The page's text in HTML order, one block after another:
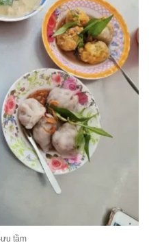
tầm